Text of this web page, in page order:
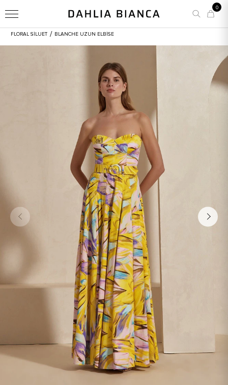
0
FLORAL SİLUET / BLANCHE UZUN ELBISE